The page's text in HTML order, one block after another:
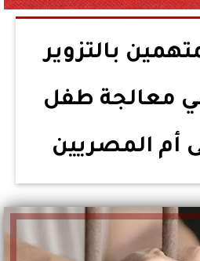
بالتزوير
معالجة طفل
المصريين